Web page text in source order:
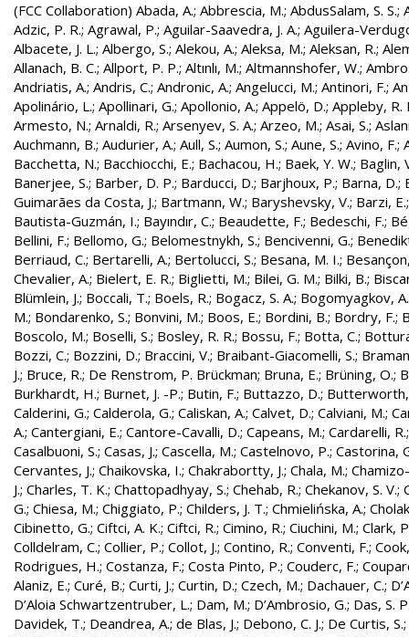
(FCC Collaboration) Abada, A.; Abbrescia, M.; AbdusSalam, S. S.;
Adzic, P. R.; Agrawal, P.; Aguilar-Saavedra, J. A.; Aguilera-
Albacete, J. L.; Albergo, S.; Alekou, A.; Aleksa, M.; Aleksan, R.;
Allanach, B. C.; Allport, P. P.; Altınlı, M.; Altmannshofer, W.;
Andriatis, A.; Andris, C.; Andronic, A.; Angelucci, M.; Antinori, F.;
Apolinário, L.; Apollinari, G.; Apollonio, A.; Appelö, D.; Appleby, R.
Armesto, N.; Arnaldi, R.; Arsenyev, S. A.; Arzeo, M.; Asai, S.;
Auchmann, B.; Audurier, A.; Aull, S.; Aumon, S.; Aune, S.; Avino, F.;
Bacchetta, N.; Bacchiocchi, E.; Bachacou, H.; Baek, Y. W.; Baglin,
Banerjee, S.; Barber, D. P.; Barducci, D.; Barjhoux, P.; Barna, D.;
Guimarães da Costa, J.; Bartmann, W.; Baryshevsky, V.; Barzi, E.
Bautista-Guzmán, I.; Bayındır, C.; Beaudette, F.; Bedeschi, F.;
Bellini, F.; Bellomo, G.; Belomestnykh, S.; Bencivenni, G.;
Berriaud, C.; Bertarelli, A.; Bertolucci, S.; Besana, M. I.;
Chevalier, A.; Bielert, E. R.; Biglietti, M.; Bilei, G. M.; Bilki, B.;
Blümlein, J.; Boccali, T.; Boels, R.; Bogacz, S. A.; Bogomyagkov, A.
M.; Bondarenko, S.; Bonvini, M.; Boos, E.; Bordini, B.; Bordry, F.;
Boscolo, M.; Boselli, S.; Bosley, R. R.; Bossu, F.; Botta, C.;
Bozzi, C.; Bozzini, D.; Braccini, V.; Braibant-Giacomelli, S.;
J.; Bruce, R.; De Renstrom, P. Brückman; Bruna, E.; Brüning, O.;
Burkhardt, H.; Burnet, J. -P.; Butin, F.; Buttazzo, D.;
Calderini, G.; Calderola, G.; Caliskan, A.; Calvet, D.; Calviani, M.;
A.; Cantergiani, E.; Cantore-Cavalli, D.; Capeans, M.; Cardarelli, R.
Casalbuoni, S.; Casas, J.; Cascella, M.; Castelnovo, P.; Castorina,
Cervantes, J.; Chaikovska, I.; Chakrabortty, J.; Chala, M.;
J.; Charles, T. K.; Chattopadhyay, S.; Chehab, R.; Chekanov, S. V.;
G.; Chiesa, M.; Chiggiato, P.; Childers, J. T.; Chmielińska, A.;
Cibinetto, G.; Ciftci, A. K.; Ciftci, R.; Cimino, R.; Ciuchini, M.; Clark,
Colldelram, C.; Collier, P.; Collot, J.; Contino, R.; Conventi, F.;
Rodrigues, H.; Costanza, F.; Costa Pinto, P.; Couderc, F.;
Alaniz, E.; Curé, B.; Curti, J.; Curtin, D.; Czech, M.; Dachauer, C.;
D’Aloia Schwartzentruber, L.; Dam, M.; D’Ambrosio, G.; Das, S.
Davidek, T.; Deandrea, A.; de Blas, J.; Debono, C. J.; De Curtis, S.;